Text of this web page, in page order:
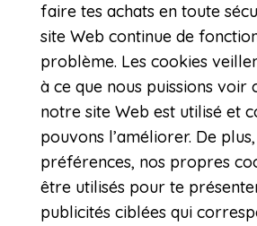
faire tes achats en toute
site Web continue de
problème. Les cookies
à ce que nous puissions voir
notre site Web est utilisé et
pouvons l’améliorer. De
préférences, nos propres
être utilisés pour te
publicités ciblées qui